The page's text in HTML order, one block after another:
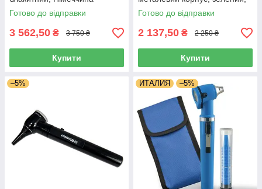
Готово до відправки
3 562,50 ₴ 3 750 ₴
Купити
Італія
Готово до відправки
2 137,50 ₴ 2 250 ₴
Купити
–5% ИТАЛИЯ –5%